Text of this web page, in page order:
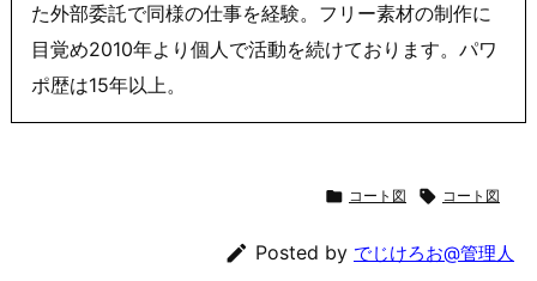
た外部委託で同様の仕事を経験。フリー素材の制作に
目覚め2010年より個人で活動を続けております。パワ
ポ歴は15年以上。
 コート図  コート図
 Posted by でじけろお@管理人